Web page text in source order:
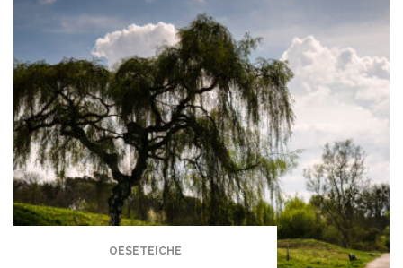
OESETEICHE